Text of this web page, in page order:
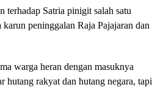
terhadap Satria pinigit salah satu
peninggalan Raja Pajajaran dan
warga heran dengan masuknya
rakyat dan hutang negara, tapi